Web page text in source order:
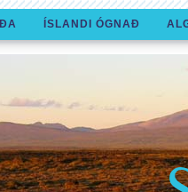
ÍSLANDI ÓGNAÐ